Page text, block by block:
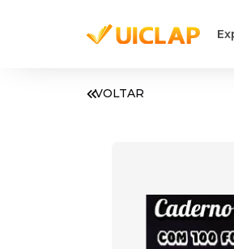
VOLTAR